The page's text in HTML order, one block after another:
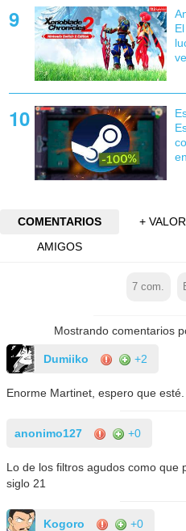
COMENTARIOS
+
AMIGOS
7 com.
Mostrando comentarios
Dumiiko +2
Enorme Martinet, espero que esté.
anonimo127 +0
Lo de los filtros agudos como que
siglo 21
Kogoro +0